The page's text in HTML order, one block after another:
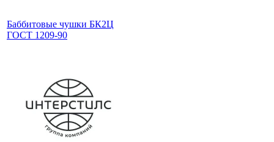
Баббитовые чушки БК2Ц
ГОСТ 1209-90